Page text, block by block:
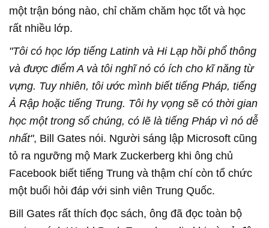
một trận bóng nào, chỉ chăm chăm học tốt và học
rất nhiều lớp.
"Tôi có học lớp tiếng Latinh và Hi Lạp hồi phổ thông
và được điểm A và tôi nghĩ nó có ích cho kĩ năng từ
vựng. Tuy nhiên, tôi ước mình biết tiếng Pháp, tiếng
Ả Rập hoặc tiếng Trung. Tôi hy vọng sẽ có thời gian
học một trong số chúng, có lẽ là tiếng Pháp vì nó dễ
nhất", Bill Gates nói. Người sáng lập Microsoft cũng
tỏ ra ngưỡng mộ Mark Zuckerberg khi ông chủ
Facebook biết tiếng Trung và thậm chí còn tổ chức
một buổi hỏi đáp với sinh viên Trung Quốc.
Bill Gates rất thích đọc sách, ông đã đọc toàn bộ